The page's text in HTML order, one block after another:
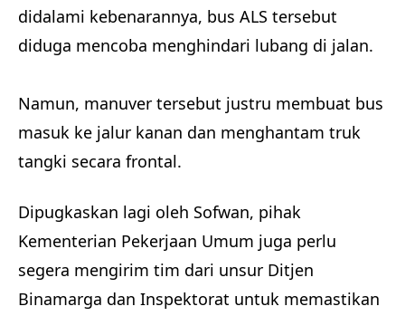
didalami kebenarannya, bus ALS tersebut
diduga mencoba menghindari lubang di jalan.
Namun, manuver tersebut justru membuat bus
masuk ke jalur kanan dan menghantam truk
tangki secara frontal.
Dipugkaskan lagi oleh Sofwan, pihak
Kementerian Pekerjaan Umum juga perlu
segera mengirim tim dari unsur Ditjen
Binamarga dan Inspektorat untuk memastikan